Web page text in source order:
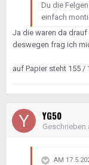
Du die
einfach
Ja die waren da drauf
deswegen frag ich
auf Papier steht 155 /
YG50
Geschrieben
AM